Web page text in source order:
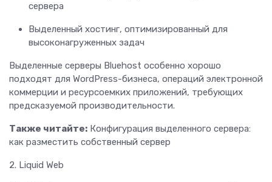
сервера
Выделенный хостинг, оптимизированный для
высоконагруженных задач
Выделенные серверы Bluehost особенно хорошо
подходят для WordPress-бизнеса, операций электронной
коммерции и ресурсоемких приложений, требующих
предсказуемой производительности.
Также читайте: Конфигурация выделенного сервера:
как разместить собственный сервер
2. Liquid Web